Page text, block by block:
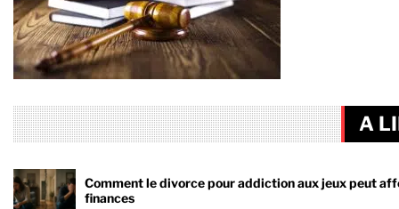
A
Comment le divorce pour addiction aux jeux peut
finances